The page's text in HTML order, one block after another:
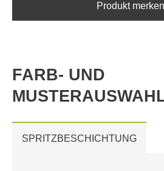
Produkt merken
FARB- UND
SPRITZBESCHICHTUNG